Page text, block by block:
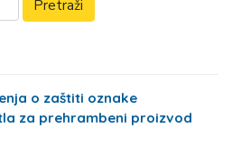
o zaštiti oznake
za prehrambeni proizvod